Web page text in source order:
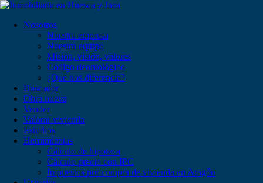
Nosotros
Nuestra empresa
Nuestro equipo
Misión, visión, valores
Código deontológico
¿Qué nos diferencia?
Buscador
Obra nueva
Vender
Valorar vivienda
Estudios
Herramientas
Cálculo de hipoteca
Cálculo precio con IPC
Impuestos por compra de vivienda en Aragón